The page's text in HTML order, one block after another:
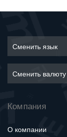
Сменить язык
Сменить валюту
Компания
О компании